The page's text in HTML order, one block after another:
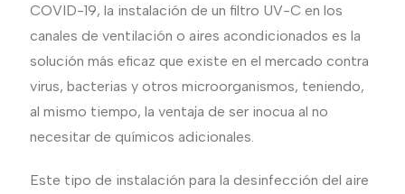
COVID-19, la instalación de un filtro UV-C en los
canales de ventilación o aires acondicionados es la
solución más eficaz que existe en el mercado contra
virus, bacterias y otros microorganismos, teniendo,
al mismo tiempo, la ventaja de ser inocua al no
necesitar de químicos adicionales.
Este tipo de instalación para la desinfección del aire